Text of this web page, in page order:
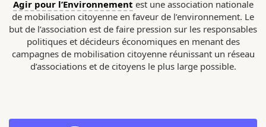
Agir pour l’Environnement est une association nationale
de mobilisation citoyenne en faveur de l’environnement. Le
but de l’association est de faire pression sur les responsables
politiques et décideurs économiques en menant des
campagnes de mobilisation citoyenne réunissant un réseau
d’associations et de citoyens le plus large possible.